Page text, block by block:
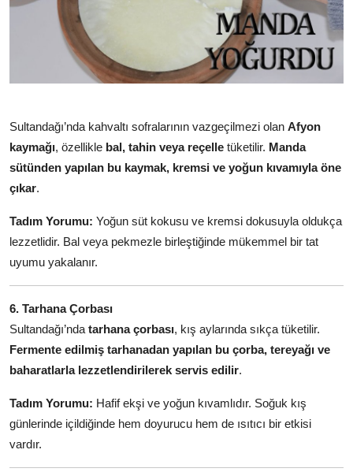
Sultandağı’nda kahvaltı sofralarının vazgeçilmezi olan Afyon
kaymağı, özellikle bal, tahin veya reçelle tüketilir. Manda
sütünden yapılan bu kaymak, kremsi ve yoğun kıvamıyla öne
çıkar.
Tadım Yorumu: Yoğun süt kokusu ve kremsi dokusuyla oldukça
lezzetlidir. Bal veya pekmezle birleştiğinde mükemmel bir tat
uyumu yakalanır.
6. Tarhana Çorbası
Sultandağı’nda tarhana çorbası, kış aylarında sıkça tüketilir.
Fermente edilmiş tarhanadan yapılan bu çorba, tereyağı ve
baharatlarla lezzetlendirilerek servis edilir.
Tadım Yorumu: Hafif ekşi ve yoğun kıvamlıdır. Soğuk kış
günlerinde içildiğinde hem doyurucu hem de ısıtıcı bir etkisi
vardır.